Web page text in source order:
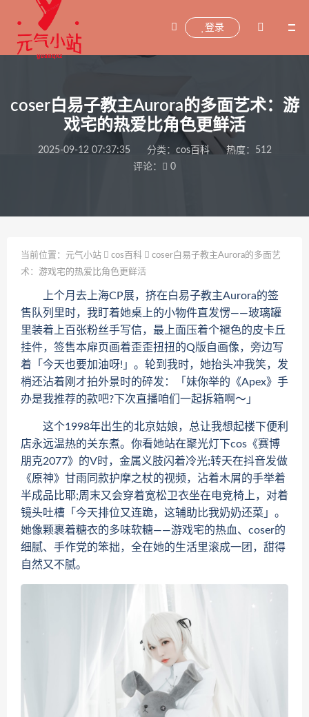
登录
coser白易子教主Aurora的多面艺术：游
戏宅的热爱比角色更鲜活
2025-09-12 07:37:35 分类： cos百科
热度：512
评论：
0
当前位置： 元气小站 cos百科
coser白易子教主Aurora的多面艺
术：游戏宅的热爱比角色更鲜活
上个月去上海CP展，挤在白易子教主Aurora的签
售队列里时，我盯着她桌上的小物件直发愣——玻璃罐
里装着上百张粉丝手写信，最上面压着个褪色的皮卡丘
挂件，签售本扉页画着歪歪扭扭的Q版自画像，旁边写
着「今天也要加油呀!」。轮到我时，她抬头冲我笑，发
梢还沾着刚才拍外景时的碎发：「妹你举的《Apex》手
办是我推荐的款吧?下次直播咱们一起拆箱啊～」
这个1998年出生的北京姑娘，总让我想起楼下便利
店永远温热的关东煮。你看她站在聚光灯下cos《赛博
朋克2077》的V时，金属义肢闪着冷光;转天在抖音发做
《原神》甘雨同款护摩之杖的视频，沾着木屑的手举着
半成品比耶;周末又会穿着宽松卫衣坐在电竞椅上，对着
镜头吐槽「今天排位又连跪，这辅助比我奶奶还菜」。
她像颗裹着糖衣的多味软糖——游戏宅的热血、coser的
细腻、手作党的笨拙，全在她的生活里滚成一团，甜得
自然又不腻。